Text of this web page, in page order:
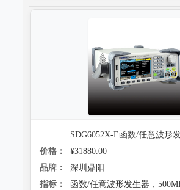
SDG6052X-E函数/任意波形
价格：
¥31880.00
品牌：
深圳鼎阳
指标：
函数/任意波形发生器，